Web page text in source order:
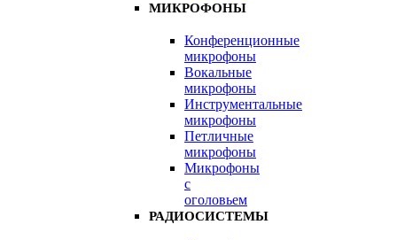
МИКРОФОНЫ
Конференционные
микрофоны
Вокальные
микрофоны
Инструментальные
микрофоны
Петличные
микрофоны
Микрофоны
с
оголовьем
РАДИОСИСТЕМЫ